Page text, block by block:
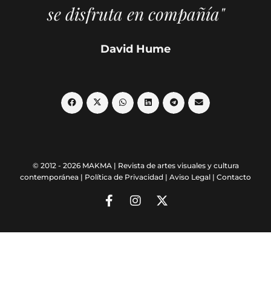
se disfruta en compañía"
David Hume
© 2012 - 2026 MAKMA | Revista de artes visuales y cultura
contemporánea | Política de Privacidad | Aviso Legal | Contacto